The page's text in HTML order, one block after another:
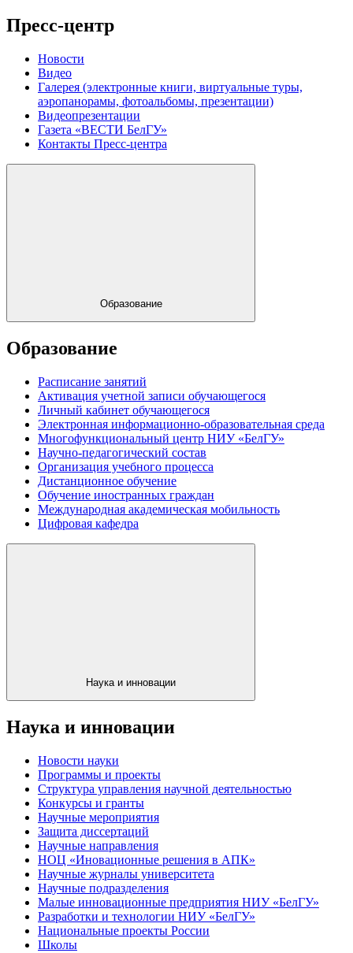
Пресс-центр
Новости
Видео
Галерея (электронные книги, виртуальные туры,
аэропанорамы, фотоальбомы, презентации)
Видеопрезентации
Газета «ВЕСТИ БелГУ»
Контакты Пресс-центра
Образование
Образование
Расписание занятий
Активация учетной записи обучающегося
Личный кабинет обучающегося
Электронная информационно-образовательная среда
Многофункциональный центр НИУ «БелГУ»
Научно-педагогический состав
Организация учебного процесса
Дистанционное обучение
Обучение иностранных граждан
Международная академическая мобильность
Цифровая кафедра
Наука и инновации
Наука и инновации
Новости науки
Программы и проекты
Структура управления научной деятельностью
Конкурсы и гранты
Научные мероприятия
Защита диссертаций
Научные направления
НОЦ «Иновационные решения в АПК»
Научные журналы университета
Научные подразделения
Малые инновационные предприятия НИУ «БелГУ»
Разработки и технологии НИУ «БелГУ»
Национальные проекты России
Школы